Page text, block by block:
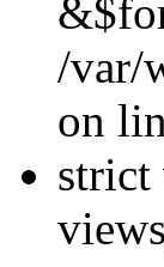
/var/
on
strict